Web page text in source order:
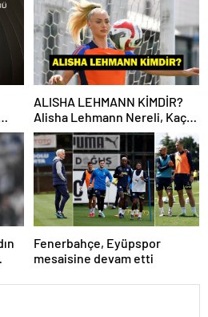
ALISHA LEHMANN KİMDİR?
Alisha Lehmann Nereli, Kaç
Yaşında, Hangi Takımda
Oynuyor?
Fenerbahçe, Eyüpspor
mesaisine devam etti